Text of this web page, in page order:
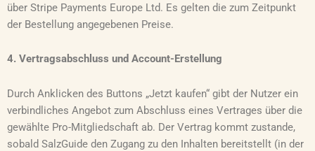
über Stripe Payments Europe Ltd. Es gelten die zum Zeitpunkt
der Bestellung angegebenen Preise.
4. Vertragsabschluss und Account-Erstellung
Durch Anklicken des Buttons „Jetzt kaufen“ gibt der Nutzer ein
verbindliches Angebot zum Abschluss eines Vertrages über die
gewählte Pro-Mitgliedschaft ab. Der Vertrag kommt zustande,
sobald SalzGuide den Zugang zu den Inhalten bereitstellt (in der